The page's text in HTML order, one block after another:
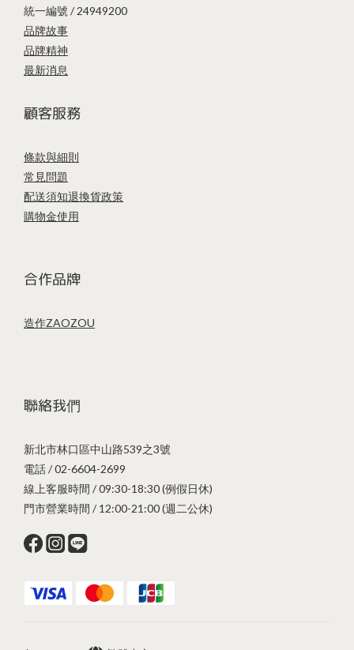
統一編號 / 24949200
品牌故事
品牌精神
最新消息
顧客服務
條款與細則
常見問題
配送須知退換貨政策
購物金使用
合作品牌
造作ZAOZOU
聯絡我們
新北市林口區中山路539之3號
電話 / 02-6604-2699
線上客服時間 / 09:30-18:30 (例假日休)
門市營業時間 / 12:00-21:00 (週二公休)